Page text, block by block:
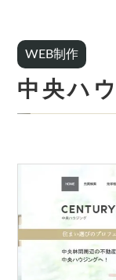
WEB制作
中央ハ